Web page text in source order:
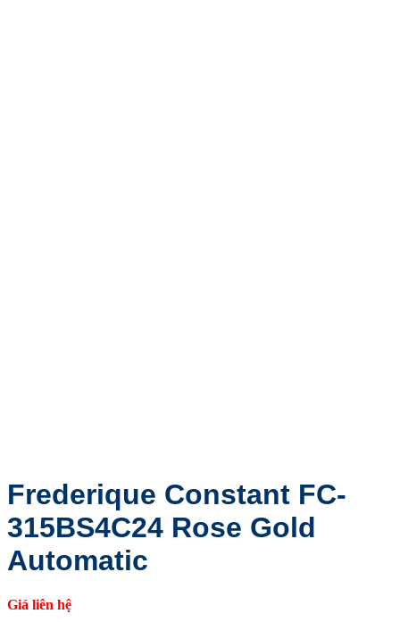
Frederique Constant FC-
315BS4C24 Rose Gold
Automatic
Giá liên hệ